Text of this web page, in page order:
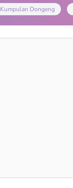
Kumpulan Dongeng